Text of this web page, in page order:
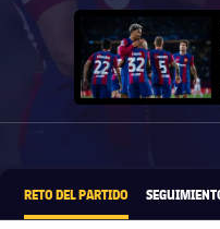
FC
Iniciar vídeo
RETO DEL PARTIDO